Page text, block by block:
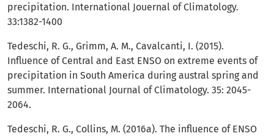
precipitation. International Jouernal of Climatology.
33:1382-1400
Tedeschi, R. G., Grimm, A. M., Cavalcanti, I. (2015).
Influence of Central and East ENSO on extreme events of
precipitation in South America during austral spring and
summer. International Journal of Climatology. 35: 2045-
2064.
Tedeschi, R. G., Collins, M. (2016a). The influence of ENSO